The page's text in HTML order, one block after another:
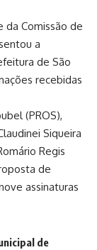
da Comissão de
a
de São
recebidas
(PROS),
Siqueira
Regis
de
assinaturas
de